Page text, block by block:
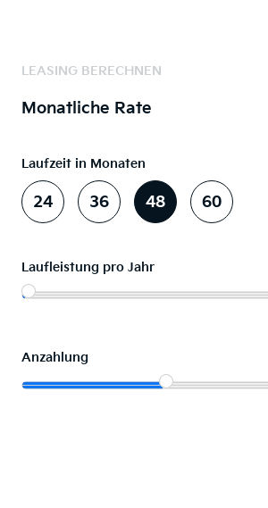
LEASING BERECHNEN
Monatliche Rate
Laufzeit in Monaten
24 36 48 60
Laufleistung pro Jahr
Anzahlung